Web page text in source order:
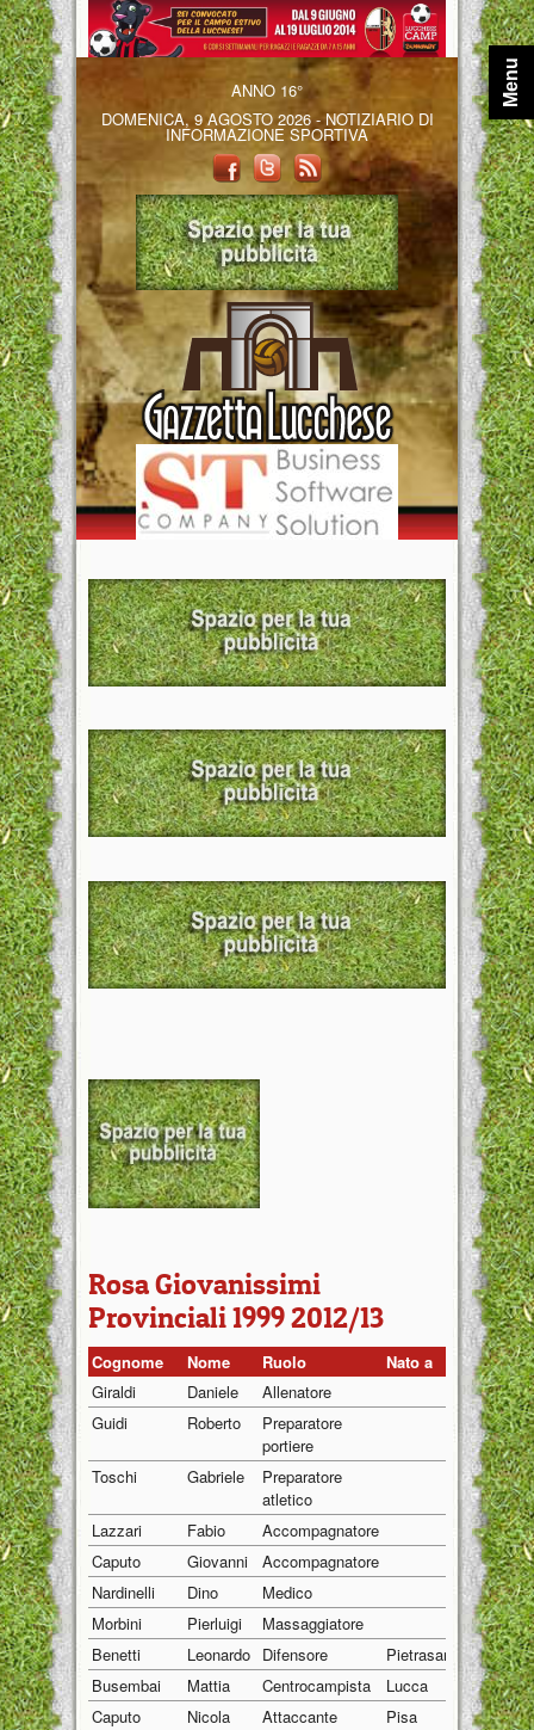
ANNO 16°
DOMENICA, 9 AGOSTO 2026 - NOTIZIARIO DI
INFORMAZIONE SPORTIVA
Rosa Giovanissimi
Provinciali 1999 2012/13
Cognome Nome Ruolo Nato a
Nato il
Giraldi
Daniele Allenatore
01/01/
Guidi
Roberto
Preparatore
portiere
01/01/
Toschi Gabriele
Preparatore
atletico
01/01/
Lazzari Fabio Accompagnatore
01/01/
Caputo
Giovanni Accompagnatore
01/01/
Nardinelli
Dino Medico
01/01/
Morbini
Pierluigi Massaggiatore
01/01/
Benetti
Leonardo Difensore Pietrasanta
08/05/
Busembai
Mattia Centrocampista Lucca
18/02/
Caputo
Nicola Attaccante Pisa
14/01/
Menu